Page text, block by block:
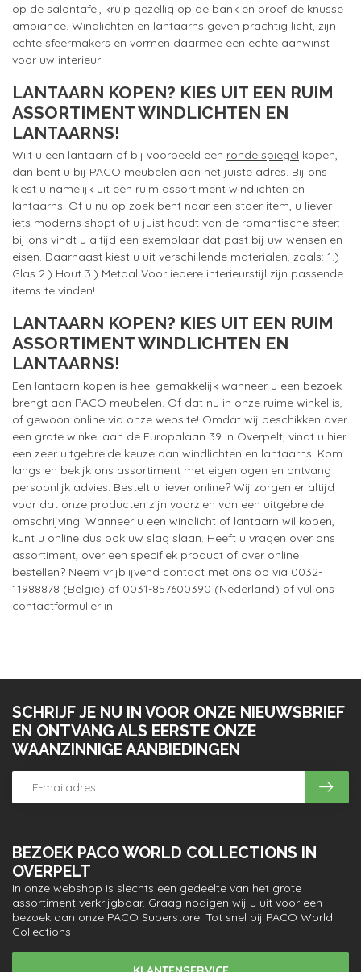
op de salontafel, kruip gezellig op de bank en proef de knusse
ambiance. Windlichten en lantaarns geven prachtig licht, zijn
echte sfeermakers en vormen daarmee een echte aanwinst
voor uw interieur!
LANTAARN KOPEN? KIES UIT EEN RUIM
ASSORTIMENT WINDLICHTEN EN
LANTAARNS!
Wilt u een lantaarn of bij voorbeeld een ronde spiegel kopen,
dan bent u bij PACO meubelen aan het juiste adres. Bij ons
kiest u namelijk uit een ruim assortiment windlichten en
lantaarns. Of u nu op zoek bent naar een stoer item, u liever
iets moderns shopt of u juist houdt van de romantische sfeer:
bij ons vindt u altijd een exemplaar dat past bij uw wensen en
eisen. Daarnaast kiest u uit verschillende materialen, zoals: 1.)
Glas 2.) Hout 3.) Metaal Voor iedere interieurstijl zijn passende
items te vinden!
LANTAARN KOPEN? KIES UIT EEN RUIM
ASSORTIMENT WINDLICHTEN EN
LANTAARNS!
Een lantaarn kopen is heel gemakkelijk wanneer u een bezoek
brengt aan PACO meubelen. Of dat nu in onze ruime winkel is,
of gewoon online via onze website! Omdat wij beschikken over
een grote winkel aan de Europalaan 39 in Overpelt, vindt u hier
een zeer uitgebreide keuze aan windlichten en lantaarns. Kom
langs en bekijk ons assortiment met eigen ogen en ontvang
persoonlijk advies. Bestelt u liever online? Wij zorgen er altijd
voor dat onze producten zijn voorzien van een uitgebreide
omschrijving. Wanneer u een windlicht of lantaarn wil kopen,
kunt u online dus ook uw slag slaan. Heeft u vragen over ons
assortiment, over een specifiek product of over online
bestellen? Neem vrijblijvend contact met ons op via 0032-
11988878 (België) of 0031-857600390 (Nederland) of vul ons
contactformulier in.
BEZOEK PACO WORLD COLLECTIONS IN
OVERPELT
In onze webshop is slechts een gedeelte van het grote
assortiment verkrijgbaar. Graag nodigen wij u uit voor een
bezoek aan onze PACO Superstore. Tot snel bij PACO World
Collections
SCHRIJF JE NU IN VOOR ONZE NIEUWSBRIEF
EN ONTVANG ALS EERSTE ONZE
WAANZINNIGE AANBIEDINGEN